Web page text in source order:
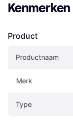
Kenmerken
Product
Productnaam
Merk
Type